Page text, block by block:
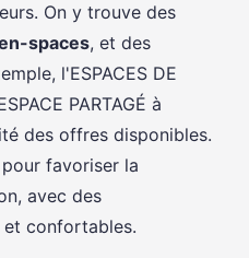
On y trouve des
spaces, et des
l'ESPACES DE
PARTAGÉ à
des offres disponibles.
favoriser la
avec des
et confortables.